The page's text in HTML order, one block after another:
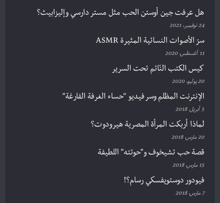
هل عرفت جين أوستن الحب مثل مستر دارسي وإليزابيث؟
24 نوفمبر، 2021
سرّ الأصوات النسائية المثيرة ASMR
11 أغسطس، 2020
كيس الكتب النّائم تحت السرير
20 يوليو، 2020
الإنترنت المظلم وسر فيديو “حساء الغرفة الفارغة”
5 أبريل، 2018
لماذا أربكت المرأة المصرية هيرودوت؟
20 مارس، 2018
قصة حب تشيخوف و”حوتته” اللطيفة
15 مارس، 2018
فيودور دوستويفسكي رسام؟!
7 مارس، 2018